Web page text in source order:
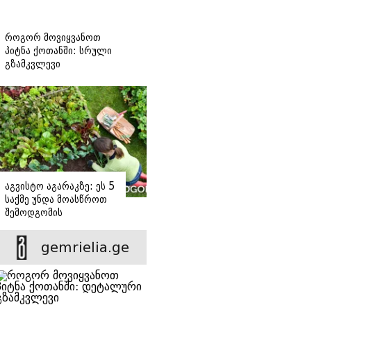
როგორ მოვიყვანოთ
პიტნა ქოთანში: სრული
გზამკვლევი
აგვისტო აგარაკზე: ეს 5
საქმე უნდა მოასწროთ
შემოდგომის
gemrielia.ge